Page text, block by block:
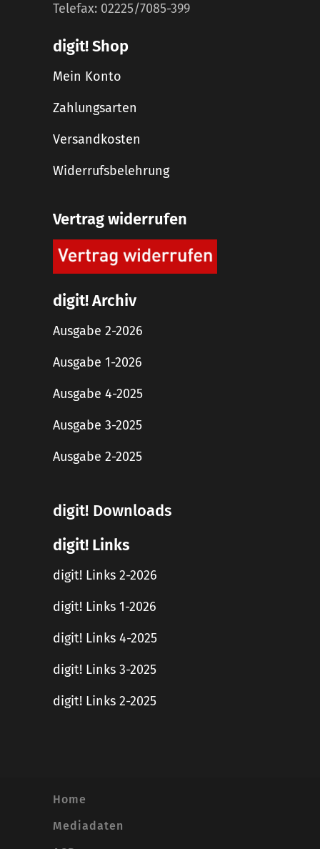
Telefax: 02225/7085-399
digit! Shop
Mein Konto
Zahlungsarten
Versandkosten
Widerrufsbelehrung
Vertrag widerrufen
digit! Archiv
Ausgabe 2-2026
Ausgabe 1-2026
Ausgabe 4-2025
Ausgabe 3-2025
Ausgabe 2-2025
digit! Downloads
digit! Links
digit! Links 2-2026
digit! Links 1-2026
digit! Links 4-2025
digit! Links 3-2025
digit! Links 2-2025
Home
Mediadaten